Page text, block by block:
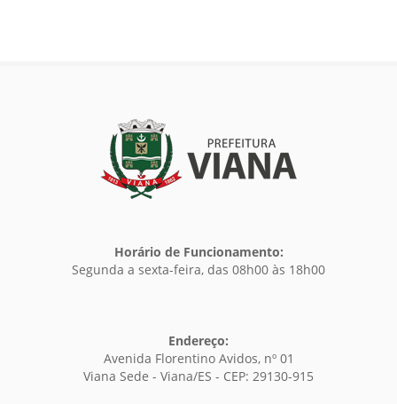
Horário de Funcionamento:
Segunda a sexta-feira, das 08h00 às 18h00
Endereço:
Avenida Florentino Avidos, nº 01
Viana Sede - Viana/ES - CEP: 29130-915